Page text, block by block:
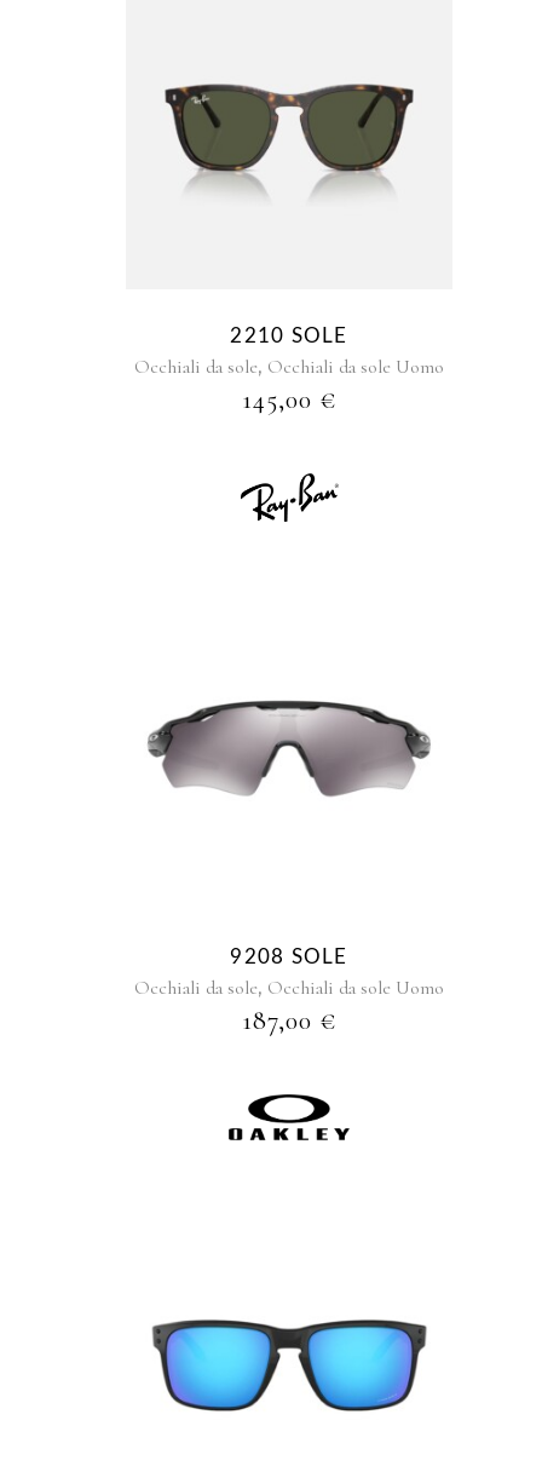
2210 SOLE
Occhiali da sole, Occhiali da sole Uomo
145,00 €
9208 SOLE
Occhiali da sole, Occhiali da sole Uomo
187,00 €